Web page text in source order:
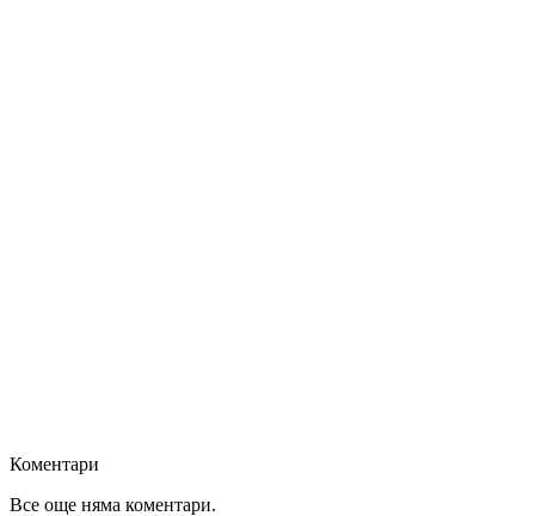
Коментари
Все още няма коментари.